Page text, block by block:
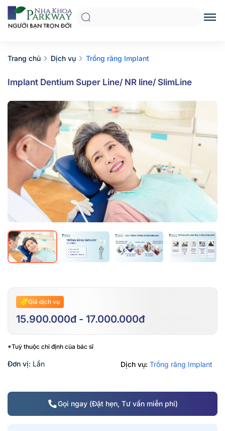
Trang chủ Dịch vụ Trồng răng Implant
Implant Dentium Super Line/ NR line/ SlimLine
Giá dịch vụ
15.900.000đ - 17.000.000đ
*Tuỳ thuộc chỉ định của bác sĩ
Đơn vị: Lần Dịch vụ: Trồng răng Implant
Gọi ngay (Đặt hẹn, Tư vấn miễn phí)